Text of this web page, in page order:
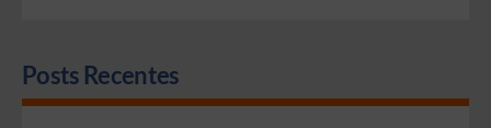
Posts Recentes